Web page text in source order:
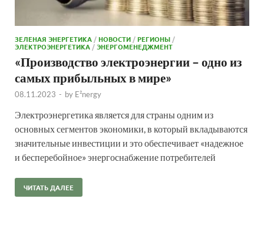
ЗЕЛЕНАЯ ЭНЕРГЕТИКА /НОВОСТИ /РЕГИОНЫ /
ЭЛЕКТРОЭНЕРГЕТИКА /ЭНЕРГОМЕНЕДЖМЕНТ
«Производство электроэнергии – одно из
самых прибыльных в мире»
08.11.2023 - by E²nergy
Электроэнергетика является для страны одним из
основных сегментов экономики, в который вкладываются
значительные инвестиции и это обеспечивает «надежное
и бесперебойное» энергоснабжение потребителей
ЧИТАТЬ ДАЛЕЕ